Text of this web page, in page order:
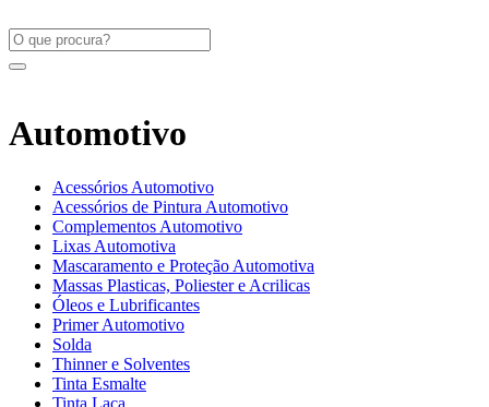
Automotivo
Acessórios Automotivo
Acessórios de Pintura Automotivo
Complementos Automotivo
Lixas Automotiva
Mascaramento e Proteção Automotiva
Massas Plasticas, Poliester e Acrilicas
Óleos e Lubrificantes
Primer Automotivo
Solda
Thinner e Solventes
Tinta Esmalte
Tinta Laca